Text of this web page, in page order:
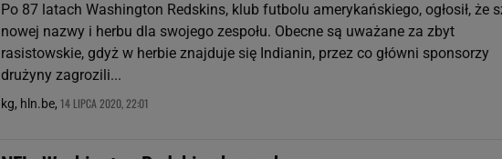
Po 87 latach Washington Redskins, klub futbolu amerykańskiego, ogłosił, że
nowej nazwy i herbu dla swojego zespołu. Obecne są uważane za zbyt
rasistowskie, gdyż w herbie znajduje się Indianin, przez co główni sponsorzy
drużyny zagrozili...
kg, hln.be, 14 LIPCA 2020, 22:01